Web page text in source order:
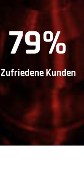
100%
Zufriedene Kunden